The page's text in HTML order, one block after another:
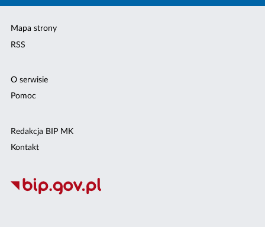
Mapa strony
RSS
O serwisie
Pomoc
Redakcja BIP MK
Kontakt